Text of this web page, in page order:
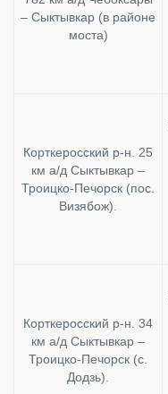
– Сыктывкар (в районе
моста)
Корткеросский р-н. 25
км а/д Сыктывкар –
Троицко-Печорск (пос.
Визябож).
Корткеросский р-н. 34
км а/д Сыктывкар –
Троицко-Печорск (с.
Додзь).